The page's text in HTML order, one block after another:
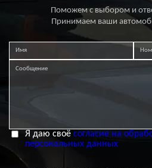
Поможем с выбором и
Принимаем ваши
Я даю своё согласие на
персональных данных